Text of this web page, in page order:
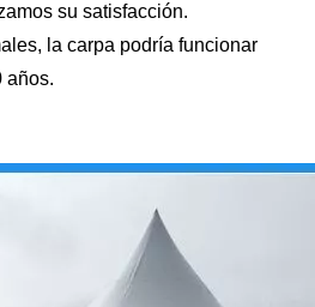
su satisfacción.
la carpa podría funcionar
años.